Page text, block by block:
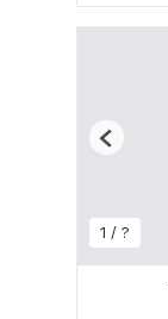
1 / ?
Previous